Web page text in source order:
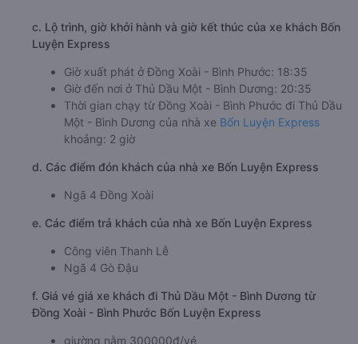
c. Lộ trình, giờ khởi hành và giờ kết thúc của xe khách Bốn
Luyện Express
Giờ xuất phát ở Đồng Xoài - Bình Phước: 18:35
Giờ đến nơi ở Thủ Dầu Một - Bình Dương: 20:35
Thời gian chạy từ Đồng Xoài - Bình Phước đi Thủ Dầu
Một - Bình Dương của nhà xe Bốn Luyện Express
khoảng: 2 giờ
d. Các điểm đón khách của nhà xe Bốn Luyện Express
Ngã 4 Đồng Xoài
e. Các điểm trả khách của nhà xe Bốn Luyện Express
Công viên Thanh Lễ
Ngã 4 Gò Đậu
f. Giá vé giá xe khách đi Thủ Dầu Một - Bình Dương từ
Đồng Xoài - Bình Phước Bốn Luyện Express
giường nằm 300000đ/vé